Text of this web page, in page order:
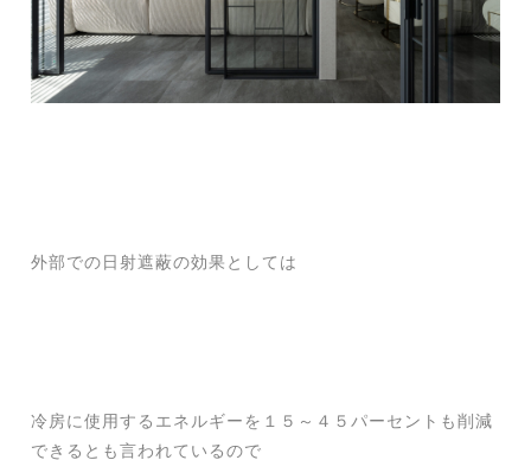
外部での日射遮蔽の効果としては
冷房に使用するエネルギーを１５～４５パーセントも削減
できるとも言われているので